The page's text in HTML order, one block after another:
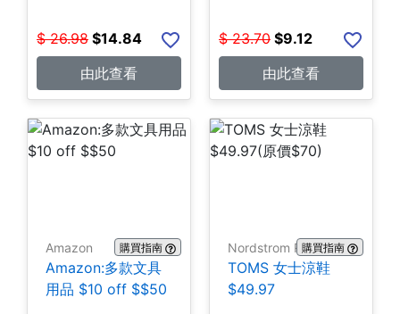
$ 26.98 $14.84
由此查看
$ 23.70 $9.12
由此查看
Amazon 購買指南
Amazon:多款文具
用品 $10 off $$50
Nordstrom Rack購買指南
TOMS 女士涼鞋
$49.97